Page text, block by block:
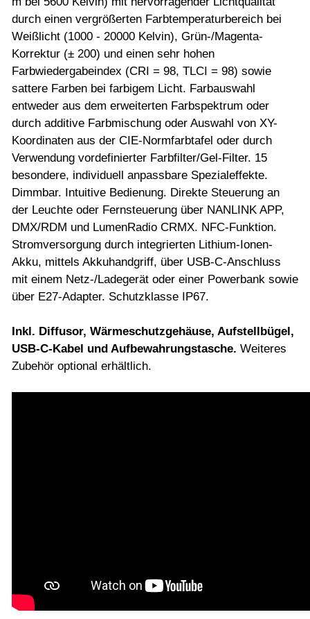
durch einen vergrößerten Farbtemperaturbereich bei
Weißlicht (1000 - 20000 Kelvin), Grün-/Magenta-
Korrektur (± 200) und einen sehr hohen
Farbwiedergabeindex (CRI = 98, TLCI = 98) sowie
sattere Farben bei farbigem Licht. Farbauswahl
entweder aus dem erweiterten Farbspektrum oder
durch additive Farbmischung oder Auswahl von XY-
Koordinaten aus der CIE-Normfarbtafel oder durch
Verwendung vordefinierter Farbfilter/Gel-Filter. 15
besondere, individuell anpassbare Spezialeffekte.
Dimmbar. Intuitive Bedienung. Direkte Steuerung an
der Leuchte oder Fernsteuerung über NANLINK APP,
DMX/RDM und LumenRadio CRMX. NFC-Funktion.
Stromversorgung durch integrierten Lithium-Ionen-
Akku, mittels Akkuhandgriff, über USB-C-Anschluss
mit einem Netz-/Ladegerät oder einer Powerbank sowie
über E27-Adapter. Schutzklasse IP67.
Inkl. Diffusor, Wärmeschutzgehäuse, Aufstellbügel,
USB-C-Kabel und Aufbewahrungstasche. Weiteres
Zubehör optional erhältlich.